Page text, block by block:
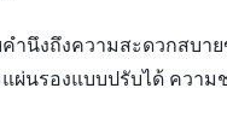
ำนึงถึงความสะดวกสบ
ผ่นรองแบบปรับได้ ควา